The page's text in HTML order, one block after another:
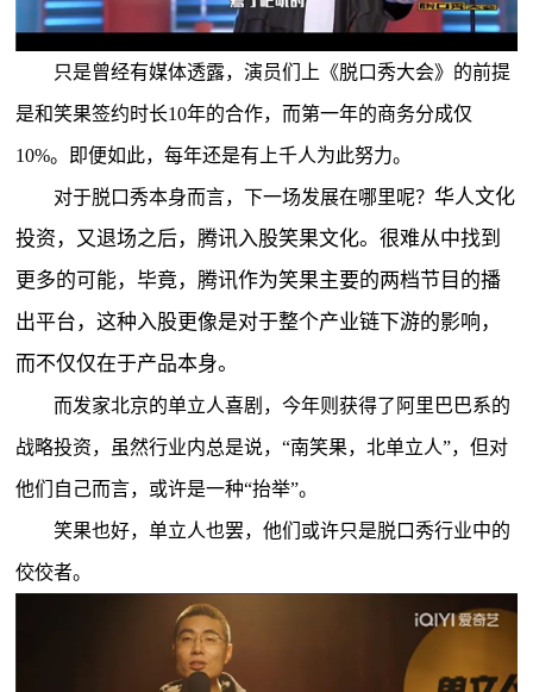
只是曾经有媒体透露，演员们上《脱口秀大会》的前提
是和笑果签约时长10年的合作，而第一年的商务分成仅
10%。即便如此，每年还是有上千人为此努力。
对于脱口秀本身而言，下一场发展在哪里呢？华人文化
投资，又退场之后，腾讯入股笑果文化。很难从中找到
更多的可能，毕竟，腾讯作为笑果主要的两档节目的播
出平台，这种入股更像是对于整个产业链下游的影响，
而不仅仅在于产品本身。
而发家北京的单立人喜剧，今年则获得了阿里巴巴系的
战略投资，虽然行业内总是说，“南笑果，北单立人”，但对
他们自己而言，或许是一种“抬举”。
笑果也好，单立人也罢，他们或许只是脱口秀行业中的
佼佼者。